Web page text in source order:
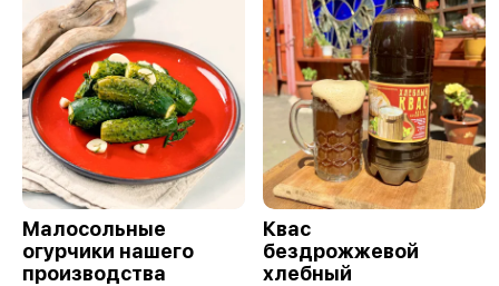
Малосольные
огурчики нашего
производства
Квас
бездрожжевой
хлебный